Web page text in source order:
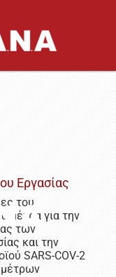
Εργασίας
του
μέτρα για την
των
και την
SARS-COV-2
μέτρων